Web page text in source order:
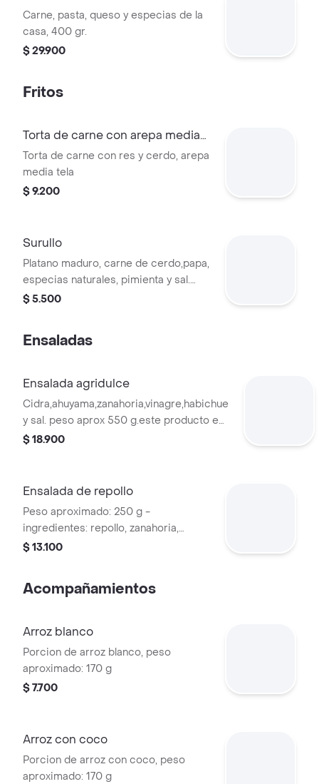
Carne, pasta, queso y especias de la
casa, 400 gr.
$ 29.900
Fritos
Torta de carne con arepa media
tela
Torta de carne con res y cerdo, arepa
media tela
$ 9.200
Surullo
Platano maduro, carne de cerdo,papa,
especias naturales, pimienta y sal.
peso aprox 85 g.
$ 5.500
Ensaladas
Ensalada agridulce
y sal. peso aprox 550 g.este producto es
ideal para acompañar tus almuerzos
$ 18.900
Ensalada de repollo
Peso aproximado: 250 g -
ingredientes: repollo, zanahoria,
mayonesa, miel, sal.
$ 13.100
Acompañamientos
Arroz blanco
Porcion de arroz blanco, peso
aproximado: 170 g
$ 7.700
Arroz con coco
Porcion de arroz con coco, peso
aproximado: 170 g